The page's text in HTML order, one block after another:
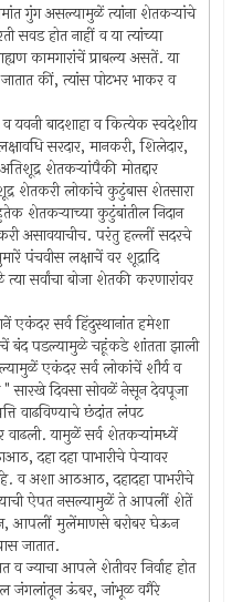
गुंग असल्यामुळें त्यांना शेतकर्‍यांचे
सवड होत नाहीं व या त्यांच्या
कामगारांचें प्राबल्य असतें. या
कीं, त्यांस पोटभर भाकर व
यवनी बादशाहा व कित्येक स्वदेशीय
सरदार, मानकरी, शिलेदार,
शेतकर्‍यांपैकी मोतद्दार
शेतकरी लोकांचे कुटुंबास शेतसारा
शेतकर्‍याच्या कुटुंबांतील निदान
असावयाचीच. परंतु हल्लीं सदरचे
पंचवीस लक्षाचें वर शूद्रादि
सर्वांचा बोजा शेतकी करणारांवर
एकंदर सर्व हिंदुस्थानांत हमेशा
बंद पडल्यामुळे चहूंकडे शांतता झाली
एकंदर सर्व लोकांचें शौर्य व
" सारखे दिवसा सोवळें नेसून देवपूजा
वाढविण्याचे छंदांत लंपट
वाढली. यामुळें सर्व शेतकर्‍यांमध्यें
दहा दहा पाभारीचे पेर्‍यावर
व अशा आठआठ, दहादहा पाभरीचे
ऐपत नसल्यामुळें ते आपलीं शेतें
आपलीं मुलेंमाणसे बरोबर घेऊन
जातात.
ज्याचा आपले शेतीवर निर्वाह होत
जंगलांतून ऊंबर, जांभूळ वगैरे